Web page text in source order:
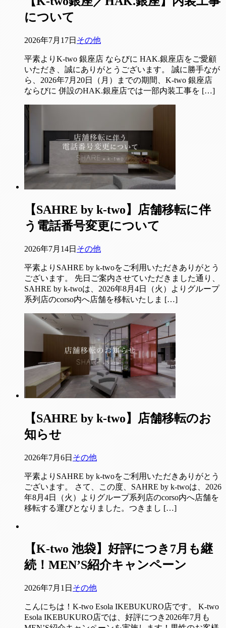
について
2026年7月17日 その他
平素よりK-two 銀座店 ならびに HAK.銀座店をご愛顧
いただき、誠にありがとうございます。 誠に勝手なが
ら、2026年7月20日（月）までの期間、K-two 銀座店
ならびに 併設のHAK.銀座店では一部内装工事を […]
【SAHRE by k-two】店舗移転に伴
う電話番号変更について
2026年7月14日 その他
平素よりSAHRE by k-twoをご利用いただきありがとう
ございます。 先日ご案内させていただきました通り、
SAHRE by k-twoは、2026年8月4日（火）よりグループ
系列店のcorso内へ店舗を移転いたしま […]
【SAHRE by k-two】店舗移転のお
知らせ
2026年7月6日 その他
平素よりSAHRE by k-twoをご利用いただきありがとう
ございます。 さて、この度、SAHRE by k-twoは、2026
年8月4日（火）よりグループ系列店のcorso内へ店舗を
移転する運びとなりました。つきまし […]
【K-two 池袋】好評につき7月も継
続！MEN’S紹介キャンペーン
2026年7月1日 その他
こんにちは！K-two Esola IKEBUKURO店です。 K-two
Esola IKEBUKURO店では、好評につき2026年7月も